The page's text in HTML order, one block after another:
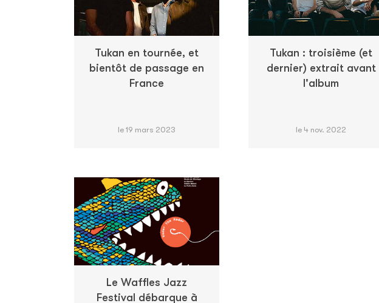
Tukan en tournée, et
bientôt de passage en
France
le 19 mars 2023
Tukan : troisième (et
dernier) extrait avant
l'album
le 4 nov. 2022
Le Waffles Jazz
Festival débarque à